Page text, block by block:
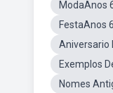
ModaAnos
FestaAnos
Aniversario
Exemplos
Nomes